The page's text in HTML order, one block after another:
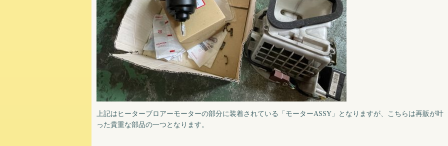
上記はヒーターブロアーモーターの部分に装着されている「モーターASSY」となりますが、こちらは再販が叶
った貴重な部品の一つとなります。